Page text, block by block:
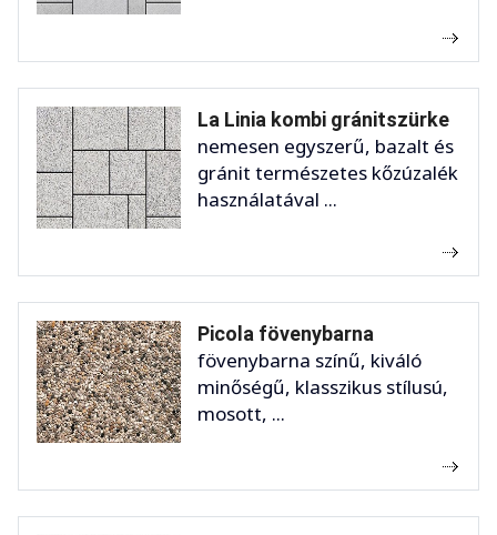
La Linia kombi gránitszürke
nemesen egyszerű, bazalt és
gránit természetes kőzúzalék
használatával ...
Picola fövenybarna
fövenybarna színű, kiváló
minőségű, klasszikus stílusú,
mosott, ...